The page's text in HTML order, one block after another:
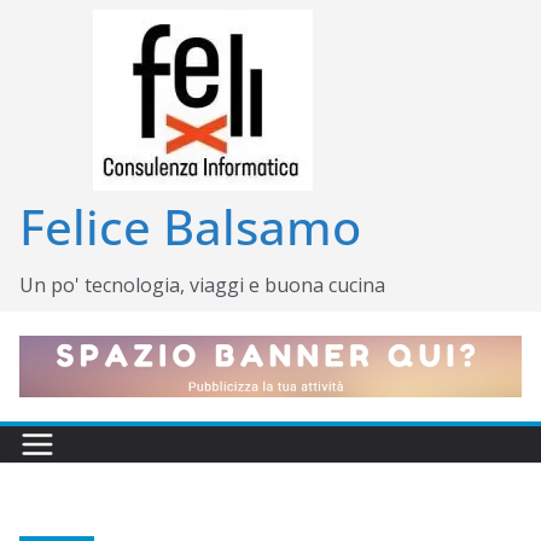
Felice Balsamo
Un po' tecnologia, viaggi e buona cucina